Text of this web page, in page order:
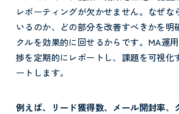
レポーティングが欠かせません。なぜ
いるのか、どの部分を改善すべきかを
クルを効果的に回せるからです。 MA運
捗を定期的にレポートし、課題を可視
ートします。
例えば、リード獲得数、メール開封率